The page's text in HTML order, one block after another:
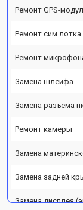
Ремонт GPS-
Ремонт сим лотка
Ремонт
Замена шлейфа
Замена разъема
Ремонт камеры
Замена
Замена задней
Замена дисплея